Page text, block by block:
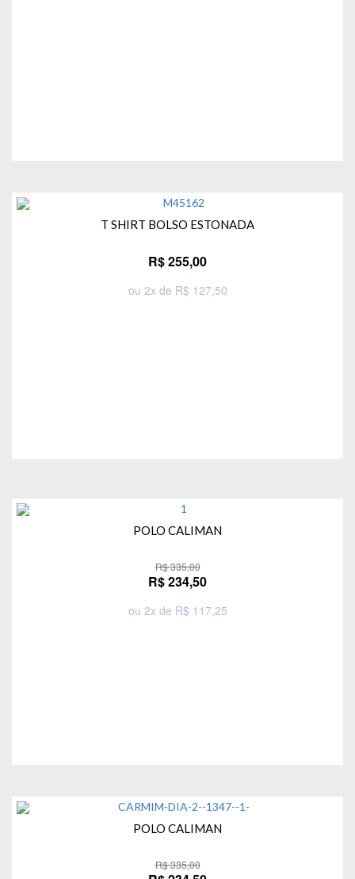
T SHIRT BOLSO ESTONADA
R$ 255,00
ou 2x de R$ 127,50
POLO CALIMAN
R$ 335,00
R$ 234,50
ou 2x de R$ 117,25
POLO CALIMAN
R$ 335,00